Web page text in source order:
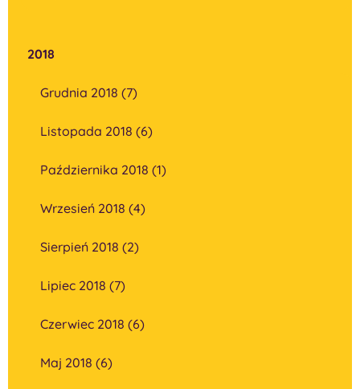
2018
Grudnia 2018 (7)
Listopada 2018 (6)
Października 2018 (1)
Wrzesień 2018 (4)
Sierpień 2018 (2)
Lipiec 2018 (7)
Czerwiec 2018 (6)
Maj 2018 (6)